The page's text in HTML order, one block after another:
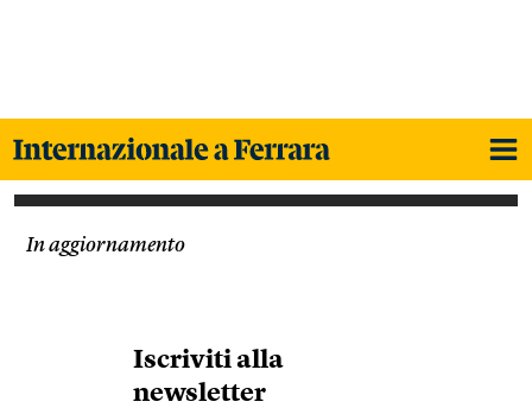
In aggiornamento
Iscriviti alla
newsletter